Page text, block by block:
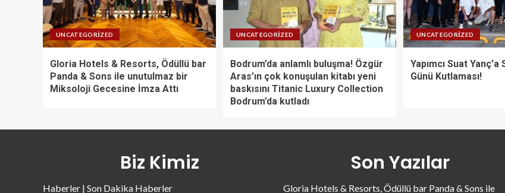
UNCATEGORIZED
Gloria Hotels & Resorts, Ödüllü bar
Panda & Sons ile unutulmaz bir
Miksoloji Gecesine İmza Attı
UNCATEGORIZED
Bodrum’da anlamlı buluşma! Özgür
Aras’ın çok konuşulan kitabı yeni
baskısını Titanic Luxury Collection
Bodrum’da kutladı
UNCATEGORIZED
Yapımcı Suat
Günü Kutlaması!
Biz Kimiz
Haberler | Son Dakika Haberler
Son Yazılar
Gloria Hotels & Resorts, Ödüllü bar Panda & Sons ile